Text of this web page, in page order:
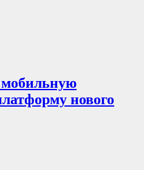
мобильную
нового